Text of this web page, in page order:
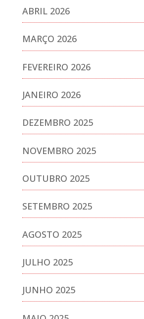
ABRIL 2026
MARÇO 2026
FEVEREIRO 2026
JANEIRO 2026
DEZEMBRO 2025
NOVEMBRO 2025
OUTUBRO 2025
SETEMBRO 2025
AGOSTO 2025
JULHO 2025
JUNHO 2025